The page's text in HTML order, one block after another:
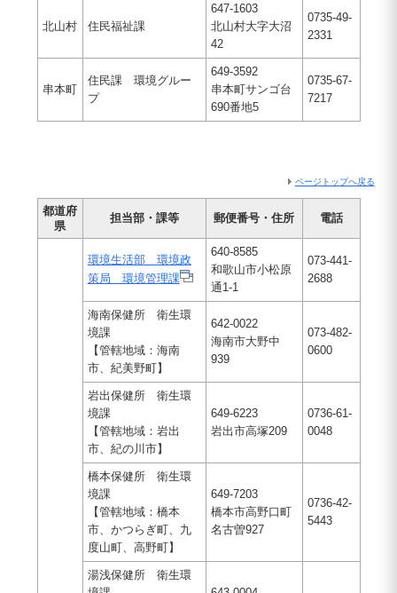
北山村 住民福祉課
647-1603
北山村大字大沼
42
0735-49-
2331
串本町
住民課 環境グルー
プ
649-3592
串本町サンゴ台
690番地5
0735-67-
7217
ページトップへ戻る
都道府
県
担当部・課等 郵便番号・住所 電話
環境生活部 環境政
策局 環境管理課
640-8585
和歌山市小松原
通1-1
073-441-
2688
海南保健所 衛生環
境課
【管轄地域：海南
市、紀美野町】
642-0022
海南市大野中
939
073-482-
0600
岩出保健所 衛生環
境課
【管轄地域：岩出
市、紀の川市】
649-6223
岩出市高塚209
0736-61-
0048
橋本保健所 衛生環
境課
【管轄地域：橋本
市、かつらぎ町、九
度山町、高野町】
649-7203
橋本市高野口町
名古曽927
0736-42-
5443
湯浅保健所 衛生環